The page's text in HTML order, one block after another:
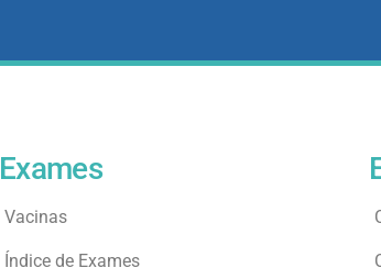
Exames
Vacinas
Índice de Exames